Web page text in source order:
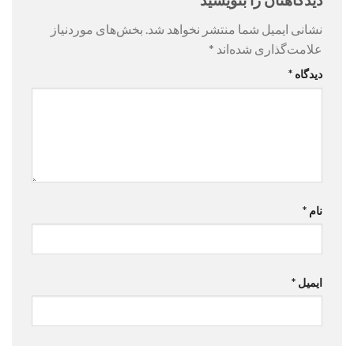
نشانی ایمیل شما منتشر نخواهد شد. بخش‌های موردنیاز
علامت‌گذاری شده‌اند *
دیدگاه *
نام *
ایمیل *